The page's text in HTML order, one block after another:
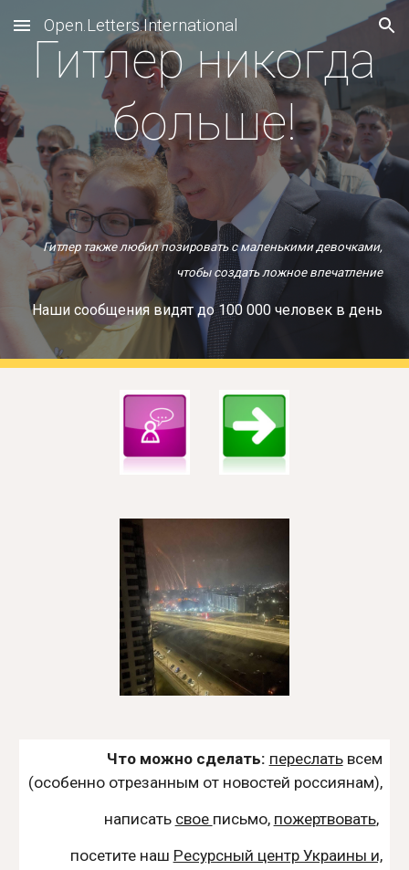
Skip to main content Skip to navigation
Open.Letters.International
Гитлер никогда
больше!
Гитлер также любил позировать с маленькими девочками,
чтобы создать ложное впечатление
Наши сообщения видят до 100 000 человек в день
Что можно сделать: переслатьвсем
(особенно отрезанным от новостей россиянам),
написать свое письмо, пожертвовать,
посетите наш Ресурсный центр Украины и,